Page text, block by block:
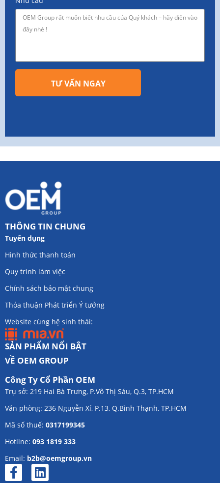
TƯ VẤN NGAY
THÔNG TIN CHUNG
Tuyển dụng
Hình thức thanh toán
Quy trình làm việc
Chính sách bảo mật chung
Thỏa thuận Phát triển Ý tưởng
Website cùng hệ sinh thái:
SẢN PHẨM NỔI BẬT
VỀ OEM GROUP
Công Ty Cổ Phần OEM
Trụ sở: 219 Hai Bà Trưng, P.Võ Thị Sáu, Q.3, TP.HCM
Văn phòng: 236 Nguyễn Xí, P.13, Q.Bình Thạnh, TP.HCM
Mã số thuế: 0317199345
Hotline: 093 1819 333
Email: b2b@oemgroup.vn